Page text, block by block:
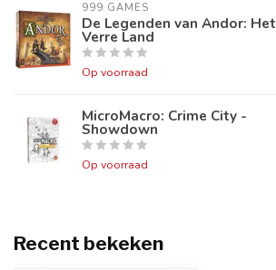
999 GAMES
De Legenden van Andor: Het
Verre Land
Op voorraad
MicroMacro: Crime City -
Showdown
Op voorraad
Recent bekeken